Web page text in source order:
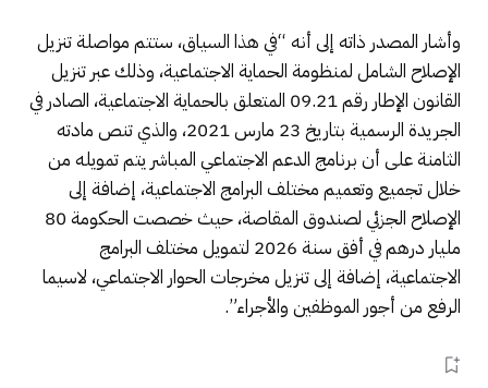
وأشار المصدر ذاته إلى أنه “في هذا السياق، ستتم مواصلة تنزيل
الإصلاح الشامل لمنظومة الحماية الاجتماعية، وذلك عبر تنزيل
القانون الإطار رقم 09.21 المتعلق بالحماية الاجتماعية، الصادر في
الجريدة الرسمية بتاريخ 23 مارس 2021، والذي تنص مادته
الثامنة على أن برنامج الدعم الاجتماعي المباشر يتم تمويله من
خلال تجميع وتعميم مختلف البرامج الاجتماعية، إضافة إلى
الإصلاح الجزئي لصندوق المقاصة، حيث خصصت الحكومة 80
مليار درهم في أفق سنة 2026 لتمويل مختلف البرامج
الاجتماعية، إضافة إلى تنزيل مخرجات الحوار الاجتماعي، لاسيما
الرفع من أجور الموظفين والأجراء”.